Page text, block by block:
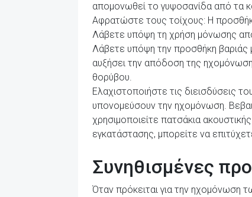
απομονωθεί το γυψοσανίδα από τα
Αφρατώστε τους τοίχους: Η
Λάβετε υπόψη τη χρήση μόνωσης
Λάβετε υπόψη την προσθήκη βαριάς
αυξήσει την απόδοση της
θορύβου.
Ελαχιστοποιήστε τις διεισδύσεις
υπονομεύσουν την ηχομόνωση.
χρησιμοποιείτε πατσάκια
εγκατάστασης, μπορείτε να
Συνηθισμένες
Όταν πρόκειται για την ηχομόνωση